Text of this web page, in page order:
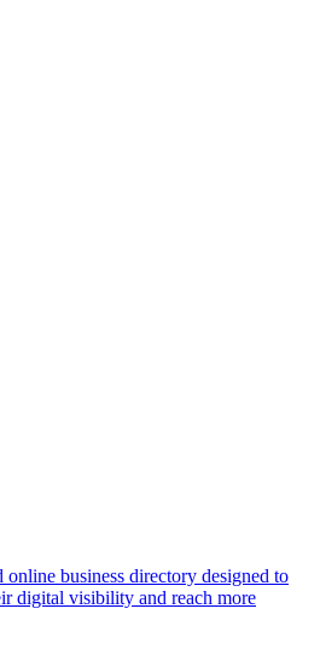
business directory designed to
digital visibility and reach more